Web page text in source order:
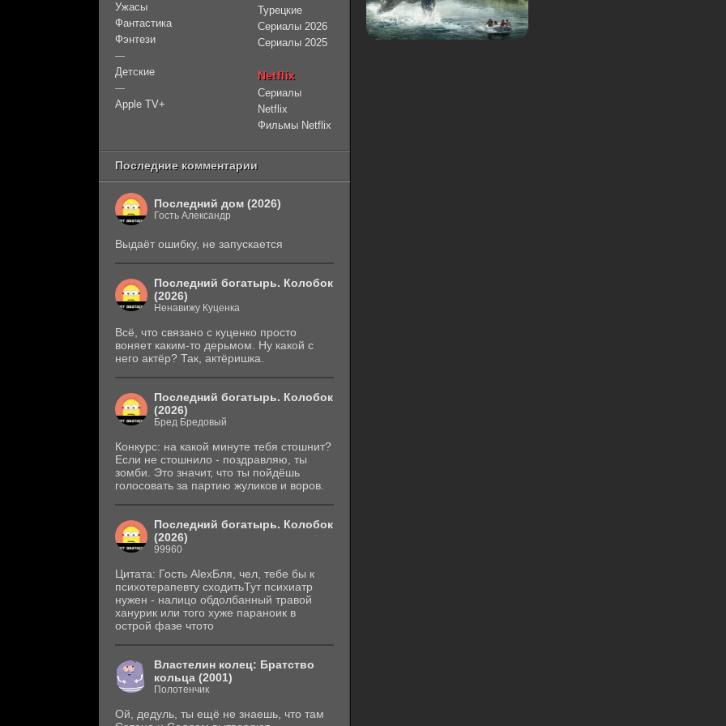
Ужасы
Фантастика
Фэнтези
—
Детские
—
Apple TV+
Турецкие
Сериалы 2026
Сериалы 2025
Netflix
Сериалы
Netflix
Фильмы Netflix
Последние комментарии
Последний дом (2026)
Гость Александр
Выдаёт ошибку, не запускается
Последний богатырь. Колобок
(2026)
Ненавижу Куценка
Всё, что связано с куценко просто
воняет каким-то дерьмом. Ну какой с
него актёр? Так, актёришка.
Последний богатырь. Колобок
(2026)
Бред Бредовый
Конкурс: на какой минуте тебя стошнит?
Если не стошнило - поздравляю, ты
зомби. Это значит, что ты пойдёшь
голосовать за партию жуликов и воров.
Последний богатырь. Колобок
(2026)
99960
Цитата: Гость AlexБля, чел, тебе бы к
психотерапевту сходитьТут психиатр
нужен - налицо обдолбанный травой
ханурик или того хуже параноик в
острой фазе чтото
Властелин колец: Братство
кольца (2001)
Полотенчик
Ой, дедуль, ты ещё не знаешь, что там